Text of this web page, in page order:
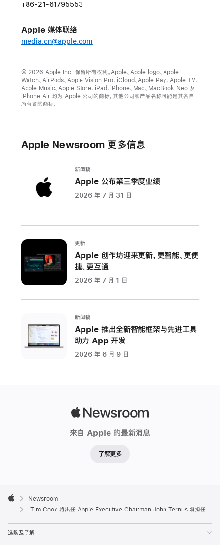
+86-21-61795553
Apple 媒体联络
media.cn@apple.com
© 2026 Apple Inc. 保留所有权利。Apple、Apple logo、Apple
Watch、AirPods、Apple Vision Pro、iCloud、Apple Pay、Apple TV、
Apple Music、Apple Store、iPad、iPhone、Mac、MacBook Neo 及
iPhone Air 均为 Apple 公司的商标。其他公司和产品名称可能是其各自
所有者的商标。
Apple Newsroom 更多信息
新闻稿
Apple 公布第三季度业绩
2026 年 7 月 31 日
更新
Apple 创作坊迎来更新，更智能、更便
捷、更互通
2026 年 7 月 1 日
新闻稿
Apple 推出全新智能框架与先进工具
助力 App 开发
2026 年 6 月 9 日
来自 Apple 的最新消息
了解更多
Footer

Apple
Newsroom
Tim Cook 将出任 Apple Executive Chairman John Ternus 将担任 Apple CEO
选购及了解